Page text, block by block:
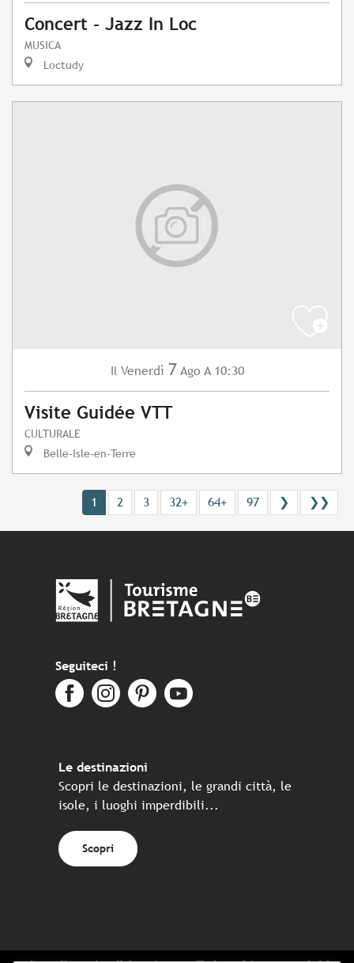
Concert - Jazz In Loc
MUSICA
Loctudy
Il Venerdì 7 Ago A 10:30
Visite Guidée VTT
CULTURALE
Belle-Isle-en-Terre
1 2 3 32+ 64+ 97 ❯ ❯❯
Seguiteci !
Le destinazioni
Scopri le destinazioni, le grandi città, le
isole, i luoghi imperdibili...
Scopri